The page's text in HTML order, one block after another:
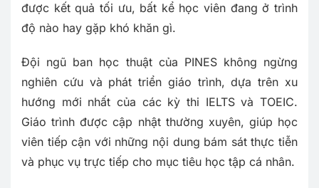
được kết quả tối ưu, bất kể học viên đang ở trình
độ nào hay gặp khó khăn gì.
Đội ngũ ban học thuật của PINES không ngừng
nghiên cứu và phát triển giáo trình, dựa trên xu
hướng mới nhất của các kỳ thi IELTS và TOEIC.
Giáo trình được cập nhật thường xuyên, giúp học
viên tiếp cận với những nội dung bám sát thực tiễn
và phục vụ trực tiếp cho mục tiêu học tập cá nhân.